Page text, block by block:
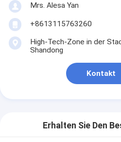
Mrs. Alesa Yan
+8613115763260
High-Tech-Zone in der
Shandong
Kontakt
Erhalten Sie Den